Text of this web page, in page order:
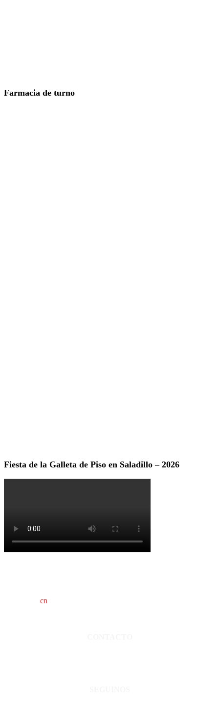
Farmacia de turno
Fiesta de la Galleta de Piso en Saladillo – 2026
cn